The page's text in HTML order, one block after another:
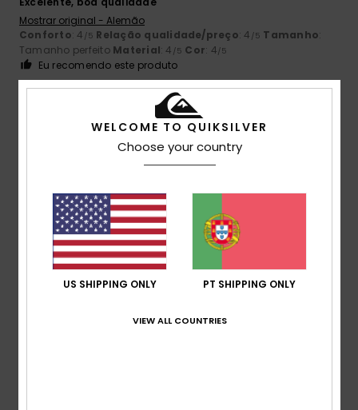
Mostrar original - Alemão
Conforto: 4 /5 Relação qualidade/preço: 4 /5 Tamanho:
Tamanho perfeito Material: 4 /5 Cor: 4/5
Eu recomendo este produto
5/5
Sieht toll aus.
Conforto: 5/5 Relação qualidade/preço
Tamanho perfeitoMaterial: 5 Cor: 5/5
5
WELCOME TO QUIKSILVER
Choose your country
US SHIPPING ONLY PT SHIPPING ONLY
VIEW ALL COUNTRIES